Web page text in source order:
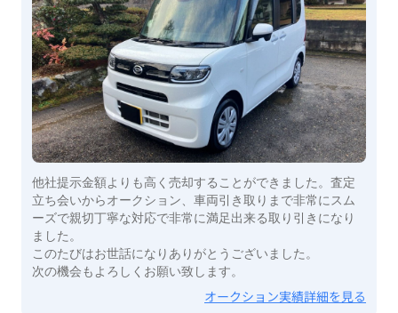
他社提示金額よりも高く売却することができました。査定
立ち会いからオークション、車両引き取りまで非常にスム
ーズで親切丁寧な対応で非常に満足出来る取り引きになり
ました。
このたびはお世話になりありがとうございました。
次の機会もよろしくお願い致します。
オークション実績詳細を見る